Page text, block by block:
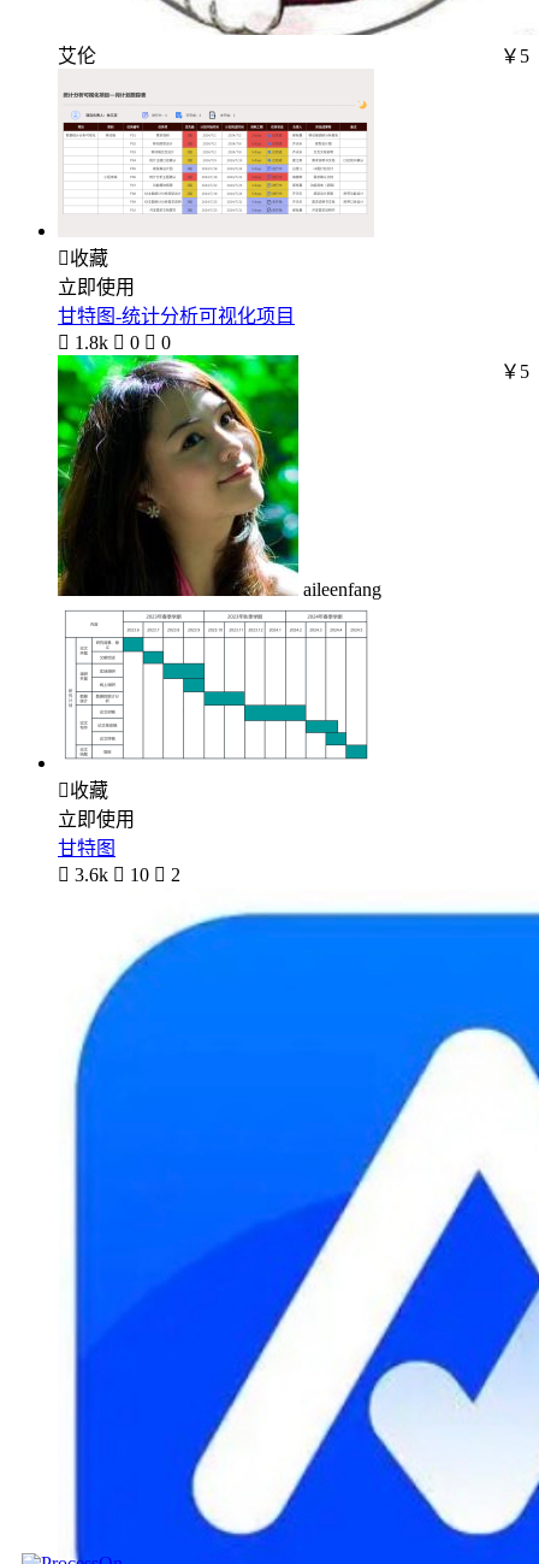
艾伦 ￥5
收藏
立即使用
甘特图-统计分析可视化项目
 1.8k  0  0
aileenfang
￥5
收藏
立即使用
甘特图
 3.6k  10  2